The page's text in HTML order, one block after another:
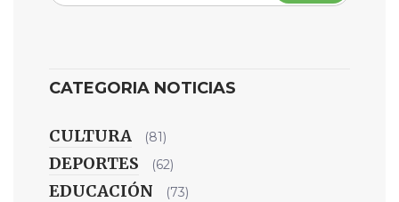
CATEGORIA NOTICIAS
CULTURA (81)
DEPORTES (62)
EDUCACIÓN (73)